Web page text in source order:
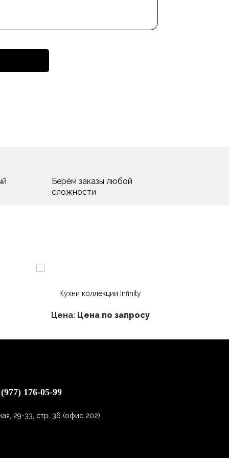
поверхностями предусмотрен
открывания.
Композиция дополняется открытыми
Берём заказы любой
сложности
Кухни коллекции Infinity
Цена: Цена по запросу
176-05-99
29-33, стр. 36 (офис 202)